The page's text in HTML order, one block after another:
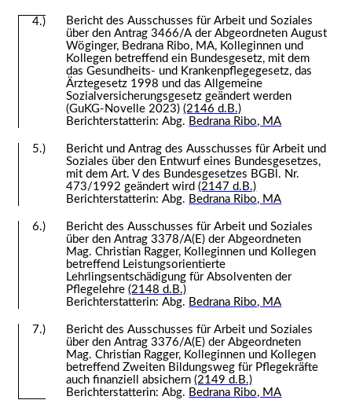
4.)
Bericht des Ausschusses für Arbeit und Soziales
über den Antrag 3466/A der Abgeordneten August
Wöginger, Bedrana Ribo, MA, Kolleginnen und
Kollegen betreffend ein Bundesgesetz, mit dem
das Gesundheits- und Krankenpflegegesetz, das
Ärztegesetz 1998 und das Allgemeine
Sozialversicherungsgesetz geändert werden
(GuKG-Novelle 2023)(2146 d.B.)
Berichterstatterin: Abg. Bedrana Ribo, MA
5.)
Bericht und Antrag des Ausschusses für Arbeit und
Soziales über den Entwurf eines Bundesgesetzes,
mit dem Art. V des Bundesgesetzes BGBl. Nr.
473/1992 geändert wird(2147 d.B.)
Berichterstatterin: Abg. Bedrana Ribo, MA
6.)
Bericht des Ausschusses für Arbeit und Soziales
über den Antrag 3378/A(E) der Abgeordneten
Mag. Christian Ragger, Kolleginnen und Kollegen
betreffend Leistungsorientierte
Lehrlingsentschädigung für Absolventen der
Pflegelehre(2148 d.B.)
Berichterstatterin: Abg. Bedrana Ribo, MA
7.)
Bericht des Ausschusses für Arbeit und Soziales
über den Antrag 3376/A(E) der Abgeordneten
Mag. Christian Ragger, Kolleginnen und Kollegen
betreffend Zweiten Bildungsweg für Pflegekräfte
auch finanziell absichern(2149 d.B.)
Berichterstatterin: Abg. Bedrana Ribo, MA